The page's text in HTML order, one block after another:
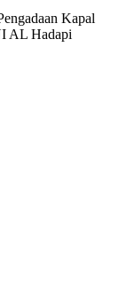
Kapal
AL Hadapi